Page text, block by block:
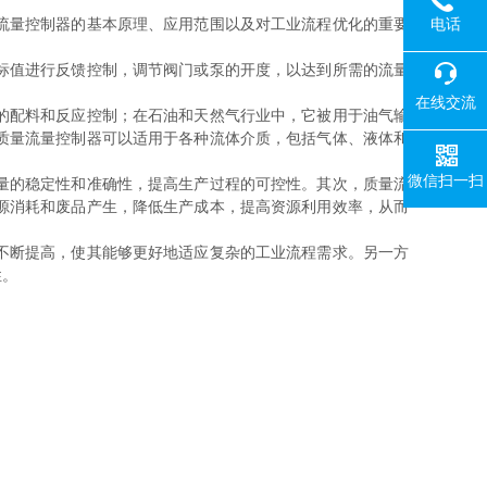
制器的基本原理、应用范围以及对工业流程优化的重要
行反馈控制，调节阀门或泵的开度，以达到所需的流量
和反应控制；在石油和天然气行业中，它被用于油气输
流量控制器可以适用于各种流体介质，包括气体、液体和
稳定性和准确性，提高生产过程的可控性。其次，质量流
耗和废品产生，降低生产成本，提高资源利用效率，从而
提高，使其能够更好地适应复杂的工业流程需求。另一方
电话
在线交流
微信扫一扫